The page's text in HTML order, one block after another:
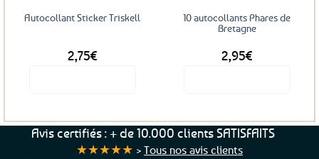
Autocollant Sticker Triskell
2,75€
10 autocollants Phares de
Bretagne
2,95€
Avis certifiés : + de 10.000 clients SATISFAITS
★★★★★ > Tous nos avis clients